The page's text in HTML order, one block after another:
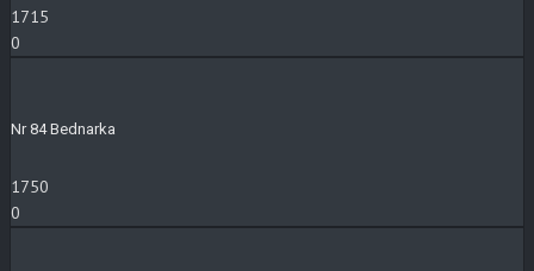
1715
0
Nr 84 Bednarka
1750
0